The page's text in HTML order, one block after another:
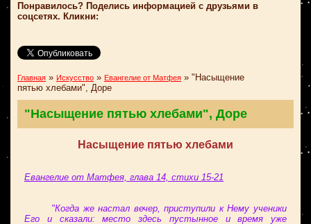
Понравилось? Поделись информацией с друзьями в
соцсетях. Кликни:
Главная » Искусство » Евангелие от Матфея » "Насыщение
пятью хлебами", Доре
"Насыщение пятью хлебами", Доре
Насыщение пятью хлебами
Евангелие от Матфея, глава 14, стихи 15-21
"Когда же настал вечер, приступили к Нему ученики
Его и сказали: место здесь пустынное и время уже